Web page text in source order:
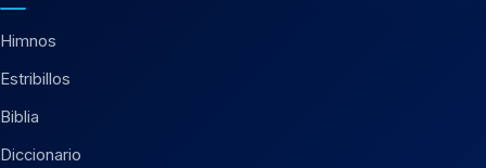
Himnos
Estribillos
Biblia
Diccionario